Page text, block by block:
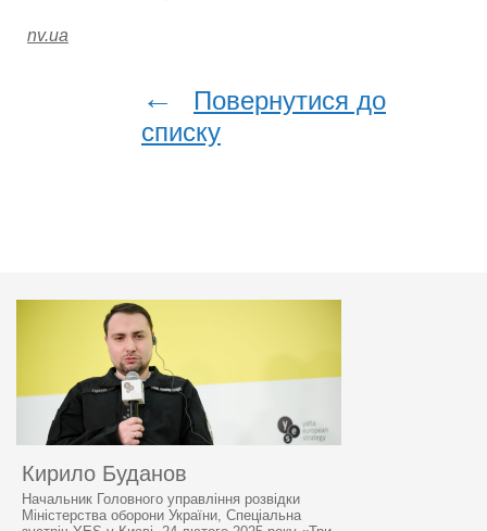
nv.ua
←
Повернутися до
списку
Кирило Буданов
Начальник Головного управління розвідки
Міністерства оборони України, Спеціальна